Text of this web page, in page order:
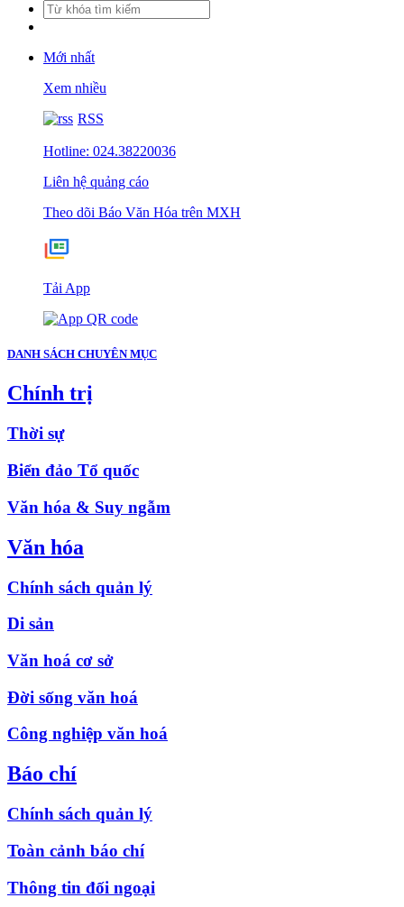
Mới nhất
Xem nhiều
RSS
Hotline: 024.38220036
Liên hệ quảng cáo
Theo dõi Báo Văn Hóa trên MXH
Tải App
DANH SÁCH CHUYÊN MỤC
Chính trị
Thời sự
Biển đảo Tổ quốc
Văn hóa & Suy ngẫm
Văn hóa
Chính sách quản lý
Di sản
Văn hoá cơ sở
Đời sống văn hoá
Công nghiệp văn hoá
Báo chí
Chính sách quản lý
Toàn cảnh báo chí
Thông tin đối ngoại